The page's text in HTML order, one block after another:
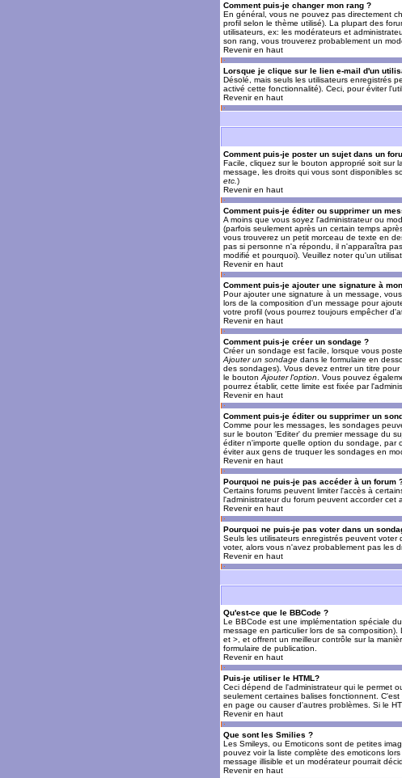
Comment puis-je changer mon rang ?
En général, vous ne pouvez pas directement
profil selon le thème utilisé). La plupart des
utilisateurs, ex: les modérateurs et
son rang, vous trouverez probablement un
Revenir en haut
Lorsque je clique sur le lien e-mail d'un
Désolé, mais seuls les utilisateurs enregistrés
activé cette fonctionnalité). Ceci, pour éviter
Revenir en haut
Comment puis-je poster un sujet dans un
Facile, cliquez sur le bouton approprié soit sur
message, les droits qui vous sont disponibles
etc. )
Revenir en haut
Comment puis-je éditer ou supprimer un
A moins que vous soyez l'administrateur ou
(parfois seulement après un certain temps
vous trouverez un petit morceau de texte en
pas si personne n'a répondu, il n'apparaîtra
modifié et pourquoi). Veuillez noter qu'un
Revenir en haut
Comment puis-je ajouter une signature à
Pour ajouter une signature à un message,
lors de la composition d'un message pour
votre profil (vous pourrez toujours empêcher
Revenir en haut
Comment puis-je créer un sondage ?
Créer un sondage est facile, lorsque vous
Ajouter un sondage dans le formulaire en
des sondages). Vous devez entrer un titre
le bouton Ajouter l'option . Vous pouvez
pourrez établir, cette limite est fixée par
Revenir en haut
Comment puis-je éditer ou supprimer un
Comme pour les messages, les sondages
sur le bouton 'Editer' du premier message du
éditer n'importe quelle option du sondage, par
éviter aux gens de truquer les sondages en
Revenir en haut
Pourquoi ne puis-je pas accéder à un forum
Certains forums peuvent limiter l'accès à
l'administrateur du forum peuvent accorder cet
Revenir en haut
Pourquoi ne puis-je pas voter dans un
Seuls les utilisateurs enregistrés peuvent
voter, alors vous n'avez probablement pas les
Revenir en haut
Qu'est-ce que le BBCode ?
Le BBCode est une implémentation spéciale
message en particulier lors de sa
et >, et offrent un meilleur contrôle sur la
formulaire de publication.
Revenir en haut
Puis-je utiliser le HTML?
Ceci dépend de l'administrateur qui le permet
seulement certaines balises fonctionnent. C'est
en page ou causer d'autres problèmes. Si le
Revenir en haut
Que sont les Smilies ?
Les Smileys, ou Emoticons sont de petites
pouvez voir la liste complète des emoticons
message illisible et un modérateur pourrait
Revenir en haut